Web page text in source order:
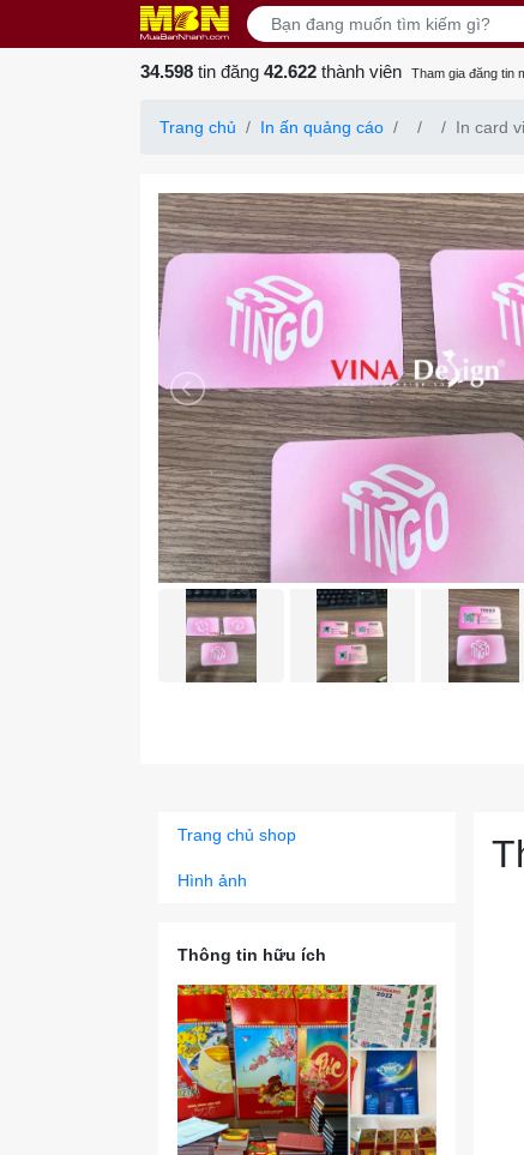
34.598 tin đăng 42.622 thành viên Tham gia đăng tin
Trang chủ In ấn quảng cáo In card
Trang chủ shop
Hình ảnh
Thông tin hữu ích